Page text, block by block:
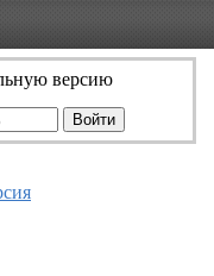
версию